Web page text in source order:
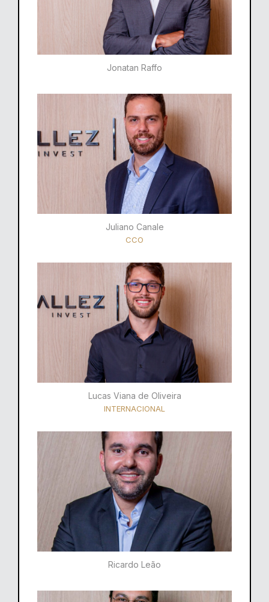
Jonatan Raffo
Juliano Canale
CCO
Lucas Viana de Oliveira
INTERNACIONAL
Ricardo Leão​